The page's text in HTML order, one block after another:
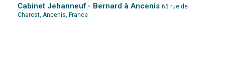
Cabinet Jehanneuf - Bernard à Ancenis 65 rue de
Charost, Ancenis, France